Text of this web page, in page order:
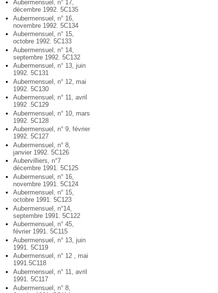
Aubermensuel, n° 17,
décembre 1992. 5C135
Aubermensuel, n° 16,
novembre 1992. 5C134
Aubermensuel, n° 15,
octobre 1992. 5C133
Aubermensuel, n° 14,
septembre 1992. 5C132
Aubermensuel, n° 13, juin
1992. 5C131
Aubermensuel, n° 12, mai
1992. 5C130
Aubermensuel, n° 11, avril
1992 .5C129
Aubermensuel, n° 10, mars
1992. 5C128
Aubermensuel, n° 9, février
1992. 5C127
Aubermensuel, n° 8,
janvier 1992. 5C126
Aubervilliers, n°7
décembre 1991. 5C125
Aubermensuel, n° 16,
novembre 1991. 5C124
Aubermensuel, n° 15,
octobre 1991. 5C123
Aubermensuel, n°14,
septembre 1991. 5C122
Aubermensuel, n° 45,
février 1991. 5C115
Aubermensuel, n° 13, juin
1991. 5C119
Aubermensuel, n° 12 , mai
1991.5C118
Aubermensuel, n° 11, avril
1991. 5C117
Aubermensuel, n° 8,